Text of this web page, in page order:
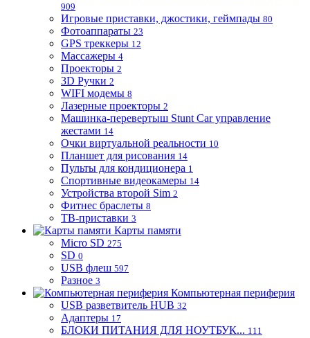
909
Игровые приставки, джостики, геймпады 80
Фотоаппараты 23
GPS треккеры 12
Массажеры 4
Проекторы 2
3D Ручки 2
WIFI модемы 8
Лазерные проекторы 2
Машинка-перевертыш Stunt Car управление
жестами 14
Очки виртуальной реальности 10
Планшет для рисования 14
Пульты для кондиционера 1
Спортивные видеокамеры 14
Устройства второй Sim 2
Фитнес браслеты 8
ТВ-приставки 3
Карты памяти
Micro SD 275
SD 0
USB флеш 597
Разное 3
Компьютерная периферия
USB разветвитель HUB 32
Адаптеры 17
БЛОКИ ПИТАНИЯ ДЛЯ НОУТБУК... 111